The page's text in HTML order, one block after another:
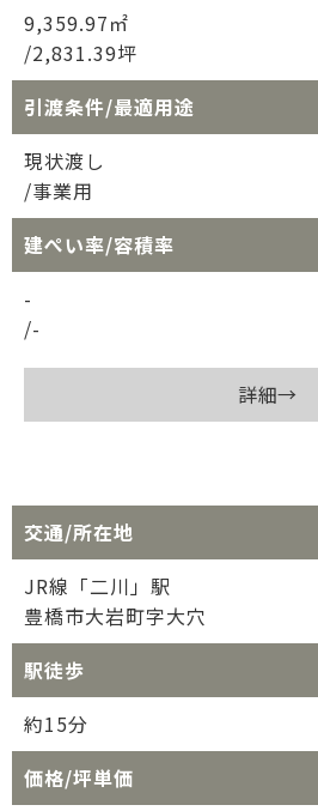
9,359.97㎡
/2,831.39坪
引渡条件/最適用途
現状渡し
/事業用
建ぺい率/容積率
-
/-
詳細→
交通/所在地
JR線「二川」駅
豊橋市大岩町字大穴
駅徒歩
約15分
価格/坪単価